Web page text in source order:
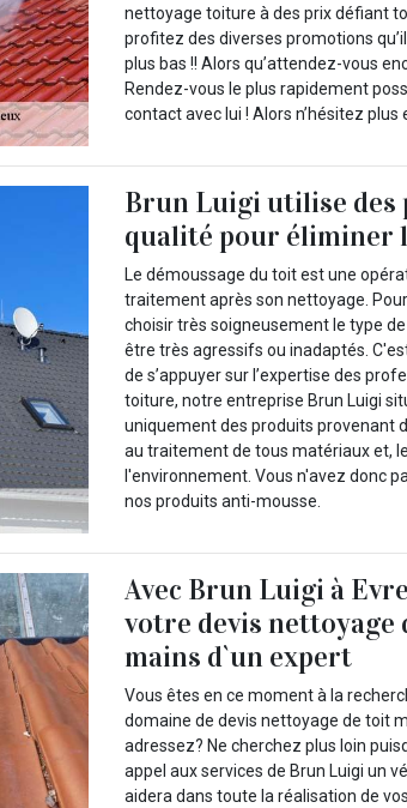
nettoyage toiture à des prix défiant
profitez des diverses promotions
plus bas !! Alors qu’attendez-vous
Rendez-vous le plus rapidement
contact avec lui ! Alors n’hésitez
Brun Luigi utilise des
qualité pour éliminer
Le démoussage du toit est une
traitement après son nettoyage.
choisir très soigneusement le type
être très agressifs ou inadaptés.
de s’appuyer sur l’expertise des
toiture, notre entreprise Brun Luigi
uniquement des produits provenant
au traitement de tous matériaux et,
l'environnement. Vous n'avez donc
nos produits anti-mousse.
Avec Brun Luigi à
votre devis
mains d`un expert
Vous êtes en ce moment à la
domaine de devis nettoyage de toit
adressez? Ne cherchez plus loin
appel aux services de Brun Luigi un
aidera dans toute la réalisation de